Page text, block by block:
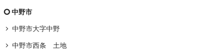
中野市
中野市大字中野
中野市西条 土地